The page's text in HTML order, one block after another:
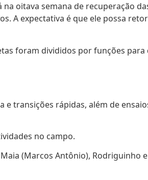
oitava semana de recuperação
A expectativa é que ele possa
foram divididos por funções para
transições rápidas, além de
no campo.
(Marcos Antônio), Rodriguinho